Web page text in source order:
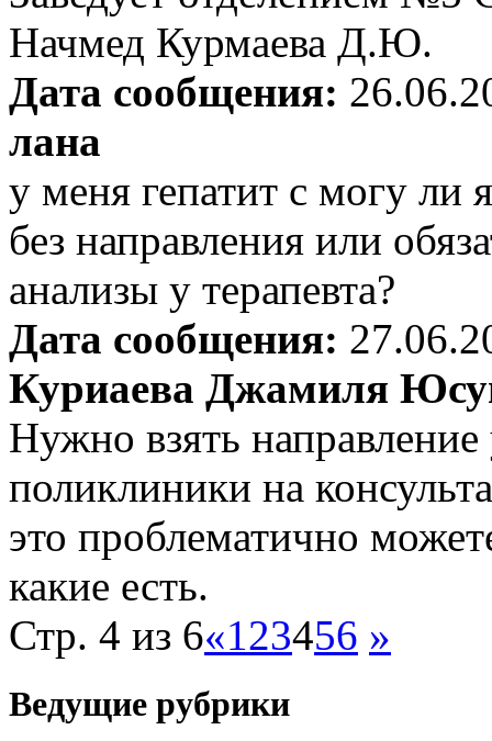
Начмед Курмаева Д.Ю.
Дата сообщения:
лана
у меня гепатит с могу ли
без направления или
анализы у терапевта?
Дата сообщения:
Куриаева Джамиля
Нужно взять
поликлиники на
это проблематично
какие есть.
Стр. 4 из 6«123456 »
Ведущие рубрики